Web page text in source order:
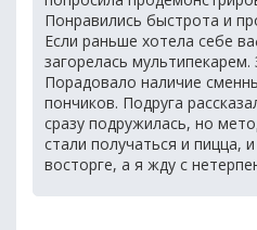
Понравились быстрота и
Если раньше хотела себе
загорелась
Порадовало наличие
пончиков. Подруга
сразу подружилась, но
стали получаться и пицца,
восторге, а я жду с